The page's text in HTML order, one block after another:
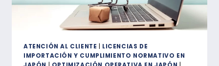
SU
ÉXITO
ATENCIÓN AL CLIENTE
LICENCIAS DE
IMPORTACIÓN Y CUMPLIMIENTO NORMATIVO EN